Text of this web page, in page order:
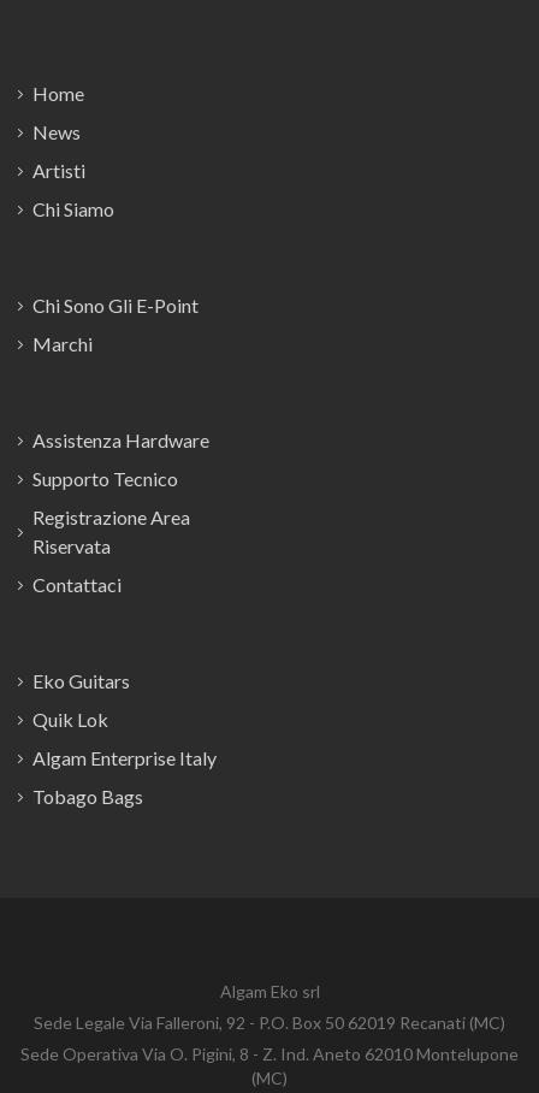
Home
News
Artisti
Chi Siamo
Chi Sono Gli E-Point
Marchi
Assistenza Hardware
Supporto Tecnico
Registrazione Area
Riservata
Contattaci
Eko Guitars
Quik Lok
Algam Enterprise Italy
Tobago Bags
Algam Eko srl
Sede Legale Via Falleroni, 92 - P.O. Box 50 62019 Recanati (MC)
Sede Operativa Via O. Pigini, 8 - Z. Ind. Aneto 62010 Montelupone
(MC)